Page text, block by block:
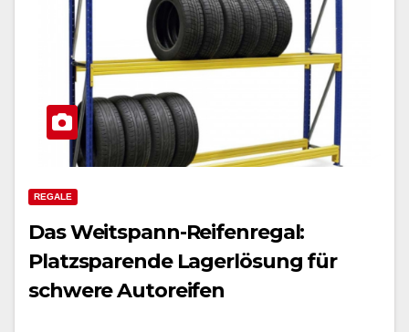
REGALE
Das Weitspann-Reifenregal:
Platzsparende Lagerlösung für
schwere Autoreifen